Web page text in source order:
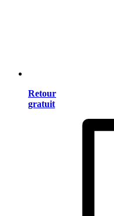
Retour
gratuit